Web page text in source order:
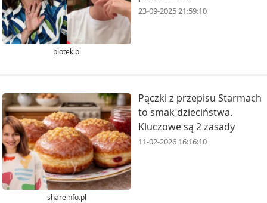
plotek.pl
23-09-2025 21:59:10
shareinfo.pl
Pączki z przepisu Starmach
to smak dzieciństwa.
Kluczowe są 2 zasady
11-02-2026 16:16:10